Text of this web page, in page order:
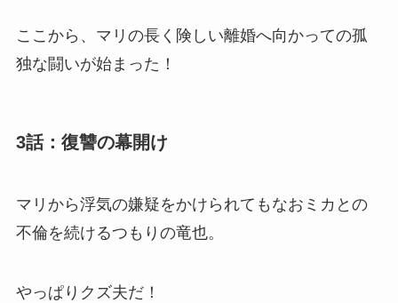
ここから、マリの長く険しい離婚へ向かっての孤
独な闘いが始まった！
3話：復讐の幕開け
マリから浮気の嫌疑をかけられてもなおミカとの
不倫を続けるつもりの竜也。
やっぱりクズ夫だ！